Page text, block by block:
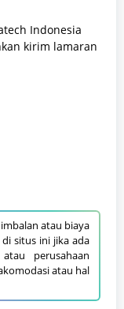
Indonesia
kirim lamaran
atau biaya
situs ini jika ada
perusahaan
atau hal